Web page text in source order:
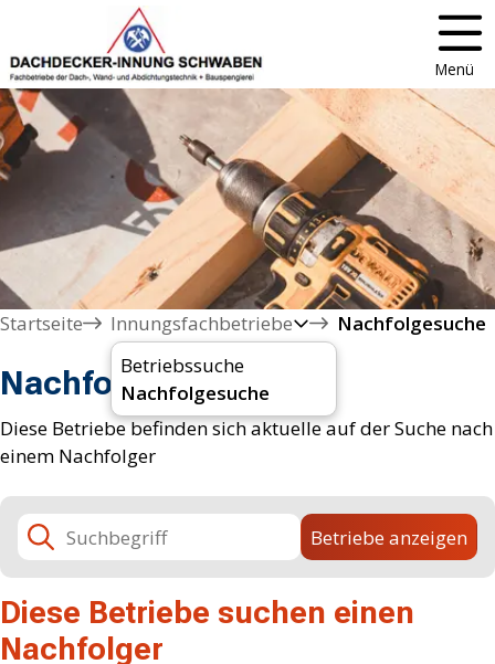
Menü
Startseite
Innungsfachbetriebe
Betriebssuche
Nachfolgesuche
Nachfolgesuche
Nachfolgesuche
Diese Betriebe befinden sich aktuelle auf der Suche nach
einem Nachfolger
Suchbegriff Betriebe anzeigen
Diese Betriebe suchen einen
Nachfolger